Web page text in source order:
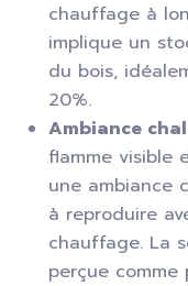
chauffage à
implique un
du bois,
20%.
Ambiance
flamme visible
une ambiance
à reproduire
chauffage. La
perçue comme